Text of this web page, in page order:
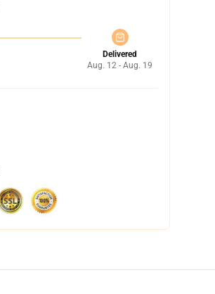
Delivered
Aug. 12 - Aug. 19